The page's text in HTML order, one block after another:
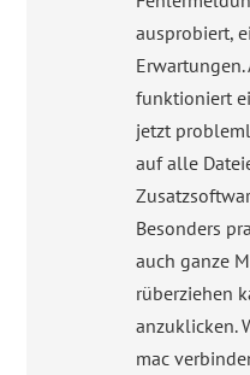
ausprobiert,
funktioniert
jetzt
auf alle
Besonders
auch ganze
rüberziehen
anzuklicken.
mac